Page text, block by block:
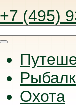
+7 (495)
Охота